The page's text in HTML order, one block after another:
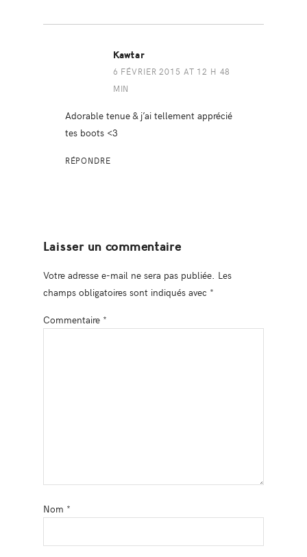
Kawtar
6 FÉVRIER 2015 AT 12 H 48
MIN
Adorable tenue & j’ai tellement apprécié
tes boots <3
RÉPONDRE
Laisser un commentaire
Votre adresse e-mail ne sera pas publiée. Les
champs obligatoires sont indiqués avec *
Commentaire *
Nom *